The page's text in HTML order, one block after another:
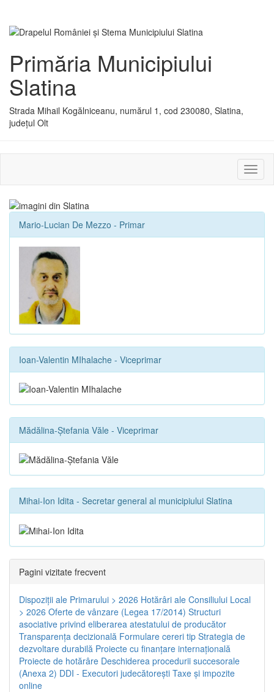
Primăria Municipiului
Slatina
Strada Mihail Kogălniceanu, numărul 1, cod 230080, Slatina,
județul Olt
sau
Mario-Lucian De Mezzo - Primar
Ioan-Valentin MIhalache - Viceprimar
Mădălina-Ștefania Văle - Viceprimar
Mihai-Ion Idita - Secretar general al municipiului Slatina
Pagini vizitate frecvent
Dispoziţii ale Primarului > 2026 Hotărâri ale Consiliului Local
> 2026 Oferte de vânzare (Legea 17/2014) Structuri
asociative privind eliberarea atestatului de producător
Transparenţa decizională Formulare cereri tip Strategia de
dezvoltare durabilă Proiecte cu finanţare internaţională
Proiecte de hotărâre Deschiderea procedurii succesorale
(Anexa 2) DDI - Executori judecătorești Taxe şi impozite
online